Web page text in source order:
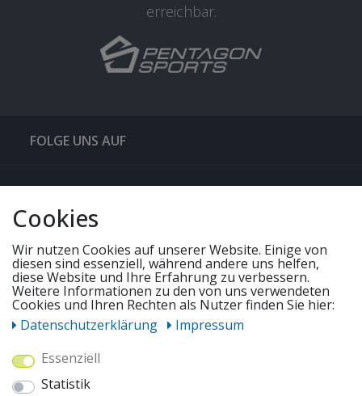
erreichbar.
FOLGE UNS AUF
QUICKLINKS & TIPPS
UNSERE ANGEBOTE
WIR VERSENDEN MIT
Cookies
Wir nutzen Cookies auf unserer Website. Einige von
diesen sind essenziell, während andere uns helfen,
diese Website und Ihre Erfahrung zu verbessern.
Weitere Informationen zu den von uns verwendeten
Cookies und Ihren Rechten als Nutzer finden Sie hier:
Daten­schutz­erklärung
Impressum
Essenziell
Statistik